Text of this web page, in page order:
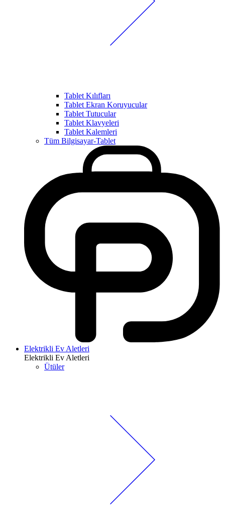
Tablet Kılıfları
Tablet Ekran Koruyucular
Tablet Tutucular
Tablet Klavyeleri
Tablet Kalemleri
Tüm Bilgisayar-Tablet
Elektrikli Ev Aletleri
Elektrikli Ev Aletleri
Ütüler